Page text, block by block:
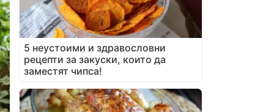
5 неустоими и здравословни
рецепти за закуски, които да
заместят чипса!